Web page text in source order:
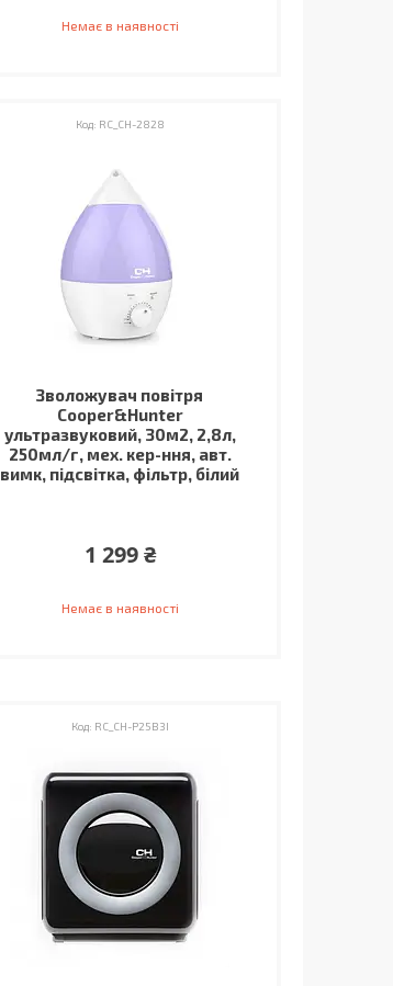
Немає в наявності
RC_CH-2828
Зволожувач повітря
Cooper&Hunter
ультразвуковий, 30м2, 2,8л,
250мл/г, мех. кер-ння, авт.
вимк, підсвітка, фільтр, білий
1 299 ₴
Немає в наявності
RC_CH-P25B3I